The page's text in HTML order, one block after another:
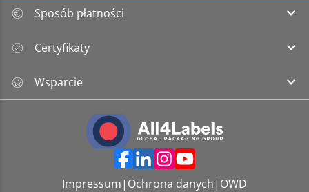
Sposób płatności
Certyfikaty
Wsparcie
Impressum | Ochrona danych | OWD